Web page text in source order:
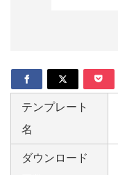
テンプレート
名
ダウンロード